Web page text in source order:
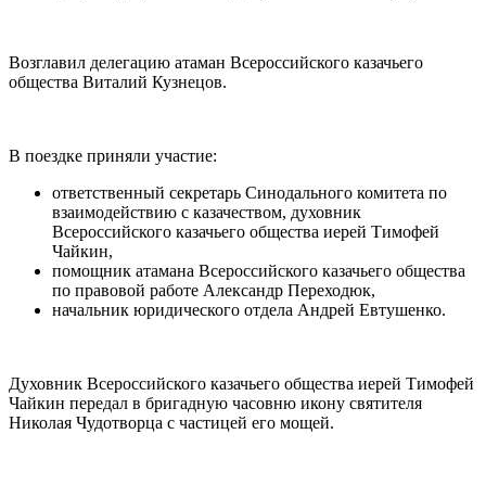
Возглавил делегацию атаман Всероссийского казачьего
общества Виталий Кузнецов.
В поездке приняли участие:
ответственный секретарь Синодального комитета по
взаимодействию с казачеством, духовник
Всероссийского казачьего общества иерей Тимофей
Чайкин,
помощник атамана Всероссийского казачьего общества
по правовой работе Александр Переходюк,
начальник юридического отдела Андрей Евтушенко.
Духовник Всероссийского казачьего общества иерей Тимофей
Чайкин передал в бригадную часовню икону святителя
Николая Чудотворца с частицей его мощей.